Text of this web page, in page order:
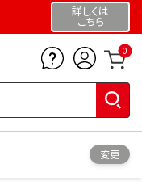
詳しくは
こちら
0
変更